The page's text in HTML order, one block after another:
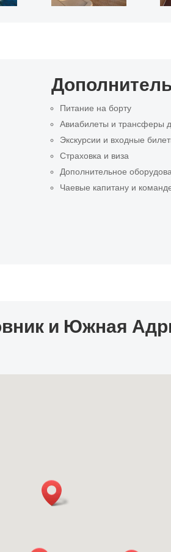
Питание на борту
Авиабилеты и трансферы
Экскурсии и входные
Страховка и виза
Дополнительное
Чаевые капитану и
и Южная